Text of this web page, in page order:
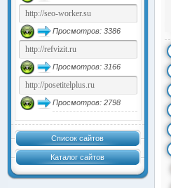
Просмотров: 3386
Просмотров: 3166
Просмотров: 2798
Список сайтов
Каталог сайтов